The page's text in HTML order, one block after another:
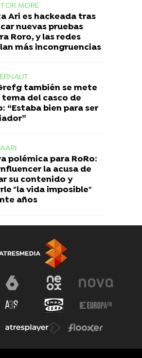
MORE
Ari es hackeada tras
nuevas pruebas
Roro, y las redes
más incongruencias
también se mete
tema del casco de
“Estaba bien para ser
polémica para RoRo:
la acusa de
su contenido y
"la vida imposible"
años